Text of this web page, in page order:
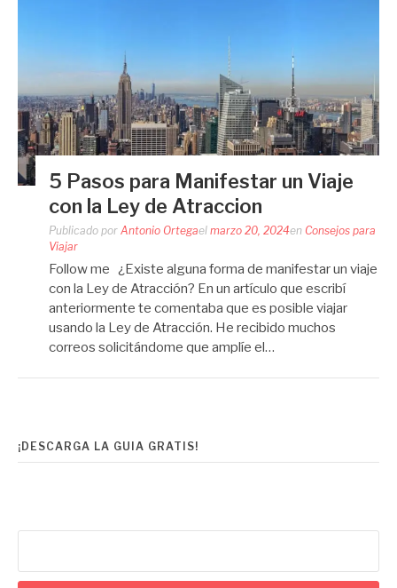
5 Pasos para Manifestar un Viaje
con la Ley de Atraccion
Publicado por Antonio Ortegael marzo 20, 2024en Consejos para
Viajar
Follow me ¿Existe alguna forma de manifestar un viaje
con la Ley de Atracción? En un artículo que escribí
anteriormente te comentaba que es posible viajar
usando la Ley de Atracción. He recibido muchos
correos solicitándome que amplíe el…
¡DESCARGA LA GUIA GRATIS!